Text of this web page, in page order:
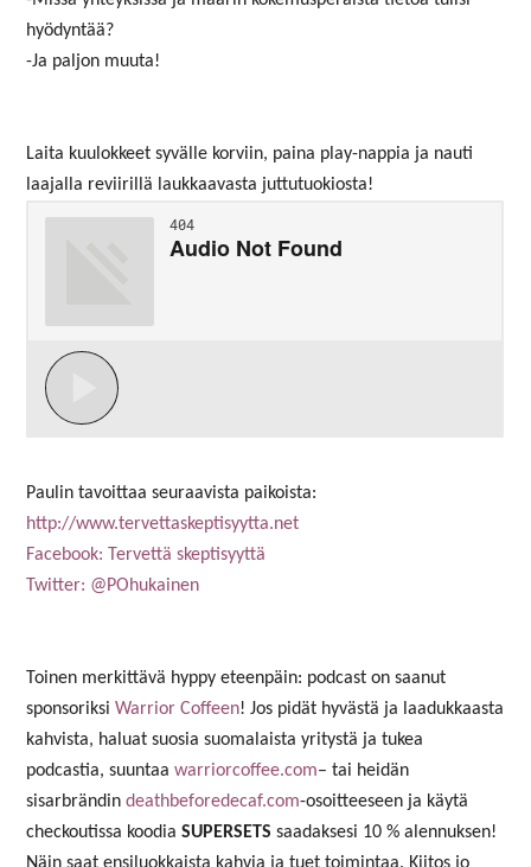
hyödyntää?
-Ja paljon muuta!
Laita kuulokkeet syvälle korviin, paina play-nappia ja nauti
laajalla reviirillä laukkaavasta juttutuokiosta!
Paulin tavoittaa seuraavista paikoista:
http://www.tervettaskeptisyytta.net
Facebook: Tervettä skeptisyyttä
Twitter: @POhukainen
Toinen merkittävä hyppy eteenpäin: podcast on saanut
sponsoriksiWarrior Coffeen! Jos pidät hyvästä ja laadukkaasta
kahvista, haluat suosia suomalaista yritystä ja tukea
podcastia, suuntaawarriorcoffee.com– tai heidän
sisarbrändindeathbeforedecaf.com-osoitteeseen ja käytä
checkoutissa koodiaSUPERSETS saadaksesi 10 % alennuksen!
Näin saat ensiluokkaista kahvia ja tuet toimintaa. Kiitos jo